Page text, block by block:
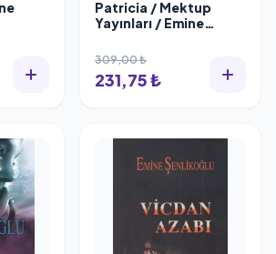
Patricia / Mektup
Yayınları / Emine
309,00 ₺
231,75 ₺